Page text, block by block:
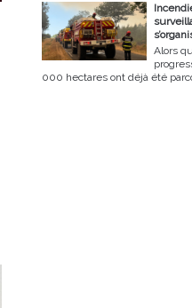
Alors
000 hectares ont déjà été